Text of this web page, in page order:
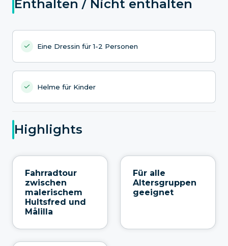
Enthalten / Nicht enthalten
Eine Dressin für 1-2 Personen
Helme für Kinder
Highlights
Fahrradtour
zwischen
malerischem
Hultsfred und
Målilla
Für alle
Altersgruppen
geeignet